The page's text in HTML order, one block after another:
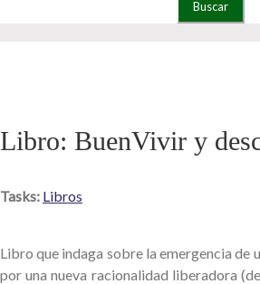
Libro: BuenVivir y
Tasks: Libros
Libro que indaga sobre la emergencia
por una nueva racionalidad liberadora